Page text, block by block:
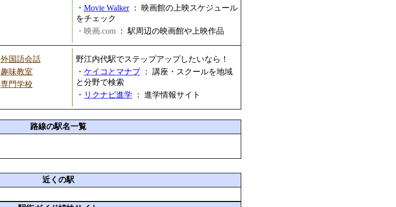
・ Movie Walker： 映画館の上映スケジュール
をチェック
・映画.com ： 駅周辺の映画館や上映作品
外国語会話
趣味教室
専門学校
野江内代駅でステップアップしたいなら！
・ ケイコとマナブ ： 講座・スクールを地域
と分野で検索
・ リクナビ進学 ： 進学情報サイト
路線の駅名一覧
近くの駅